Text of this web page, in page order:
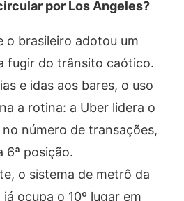
por Los Angeles?
o brasileiro adotou um
fugir do trânsito caótico.
e idas aos bares, o uso
a rotina: a Uber lidera o
no número de transações,
6ª posição.
o sistema de metrô da
ocupa o 10º lugar em